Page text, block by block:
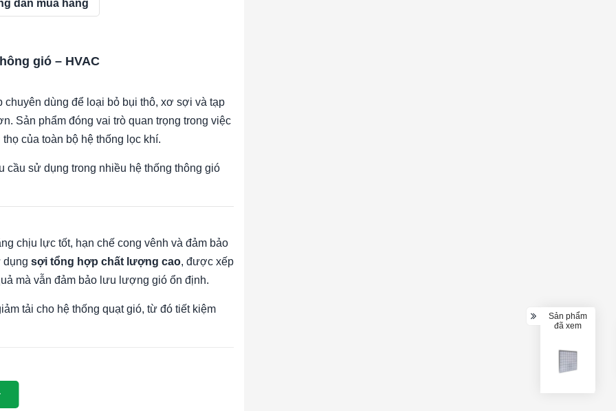
dẫn mua hàng
gió – HVAC
chuyên dùng để loại bỏ bụi thô, xơ sợi và tạp
Sản phẩm đóng vai trò quan trọng trong việc
của toàn bộ hệ thống lọc khí.
cầu sử dụng trong nhiều hệ thống thông gió
chịu lực tốt, hạn chế cong vênh và đảm bảo
dụng sợi tổng hợp chất lượng cao, được xếp
mà vẫn đảm bảo lưu lượng gió ổn định.
tải cho hệ thống quạt gió, từ đó tiết kiệm
trong:
Sản phẩm
đã xem